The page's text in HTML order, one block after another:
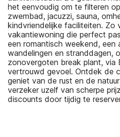
het eenvoudig om te filteren
zwembad, jacuzzi, sauna,
kindvriendelijke faciliteiten. Zo
vakantiewoning die perfect
een romantisch weekend, een
wandelingen en stranddagen,
zonovergoten break plant, via
vertrouwd gevoel. Ontdek de
geniet van de rust en de
verzeker uzelf van scherpe
discounts door tijdig te